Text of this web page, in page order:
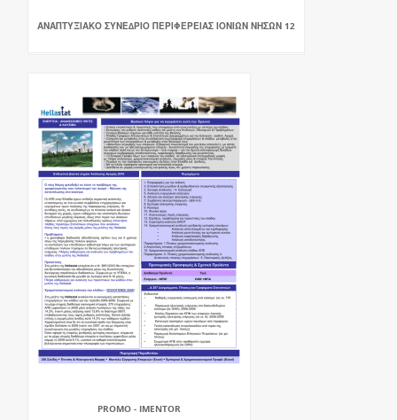
ΑΝΑΠΤΥΞΙΑΚΟ ΣΥΝΕ∆ΡΙΟ ΠΕΡΙΦΕΡΕΙΑΣ ΙΟΝΙΩΝ ΝΗΣΩΝ 12
PROMO - IMENTOR